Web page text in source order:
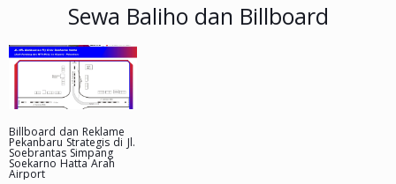
Sewa Baliho dan Billboard
Billboard dan Reklame
Pekanbaru Strategis di Jl.
Soebrantas Simpang
Soekarno Hatta Arah
Airport